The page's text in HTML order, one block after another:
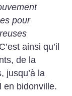
pour
C’est ainsi qu’il
de la
jusqu’à la
en bidonville.